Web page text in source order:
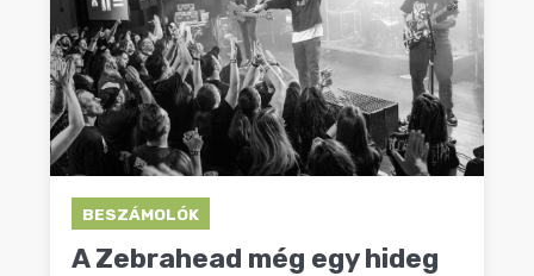
BESZÁMOLÓK
A Zebrahead még egy hideg